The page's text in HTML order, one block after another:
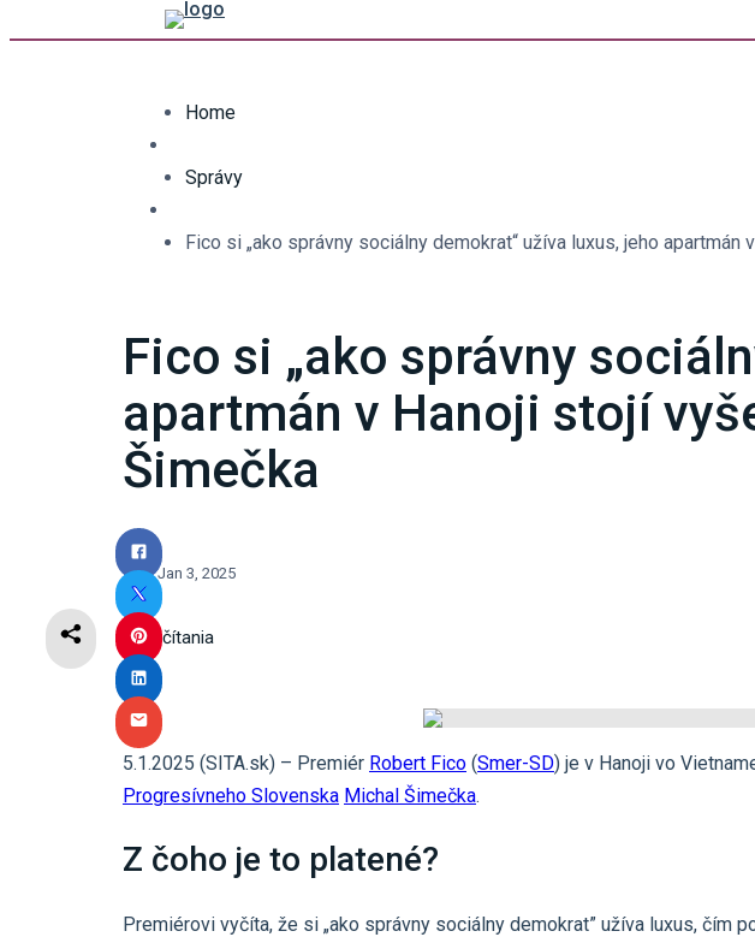
Home
Správy
Fico si „ako správny sociálny demokrat“ užíva luxus, jeho
Fico si „ako správny
apartmán v Hanoji stojí
Šimečka
Jan 3, 2025
3
min čítania
5.1.2025 (SITA.sk) – Premiér Robert Fico (Smer-SD) je v Hanoji vo
Progresívneho Slovenska Michal Šimečka.
Z čoho je to platené?
Premiérovi vyčíta, že si „ako správny sociálny demokrat” užíva luxus, čím